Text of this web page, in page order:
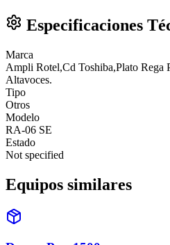
Especificaciones
Marca
Ampli Rotel,Cd Toshiba,Plato Rega
Altavoces.
Tipo
Otros
Modelo
RA-06 SE
Estado
Not specified
Equipos similares